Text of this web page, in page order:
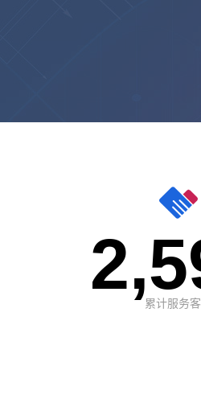
累计服务